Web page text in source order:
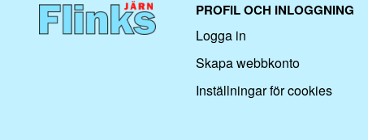
PROFIL OCH INLOGGNING
Logga in
Skapa webbkonto
Inställningar för cookies